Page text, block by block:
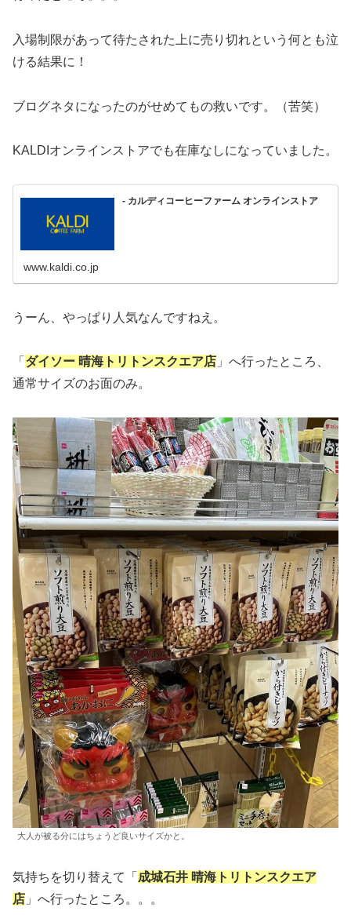
入場制限があって待たされた上に売り切れという何とも泣
ける結果に！
ブログネタになったのがせめてもの救いです。（苦笑）
KALDIオンラインストアでも在庫なしになっていました。
- カルディコーヒーファーム オンラインストア
www.kaldi.co.jp
うーん、やっぱり人気なんですねえ。
「 ダイソー 晴海トリトンスクエア店 」へ行ったところ、
通常サイズのお面のみ。
大人が被る分にはちょうど良いサイズかと。
気持ちを切り替えて「 成城石井 晴海トリトンスクエア
店 」へ行ったところ。。。